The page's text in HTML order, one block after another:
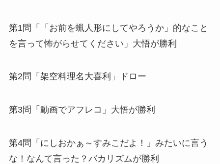
第1問「「お前を蝋人形にしてやろうか」的なこと
を言って怖がらせてください」大悟が勝利
第2問「架空料理名大喜利」ドロー
第3問「動画でアフレコ」大悟が勝利
第4問「にしおかぁ～すみこだよ！」みたいに言う
な！なんて言った？バカリズムが勝利